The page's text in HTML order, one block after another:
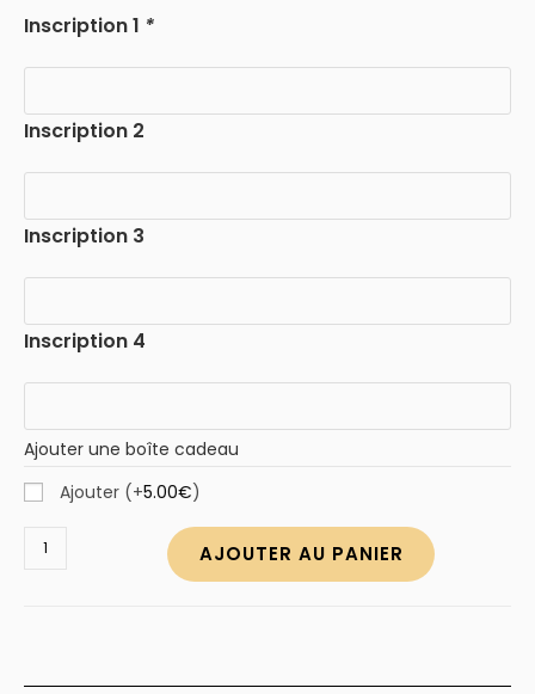
Inscription 1 *
Inscription 2
Inscription 3
Inscription 4
Ajouter une boîte cadeau
Ajouter (+5.00€)
AJOUTER AU PANIER